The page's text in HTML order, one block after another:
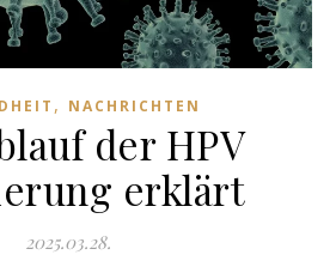
, NACHRICHTEN
der HPV
erklärt
2025.03.28.